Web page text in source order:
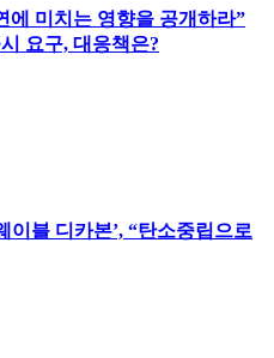
에 미치는 영향을 공개하라”
요구, 대응책은?
이블 디카본’, “탄소중립으로